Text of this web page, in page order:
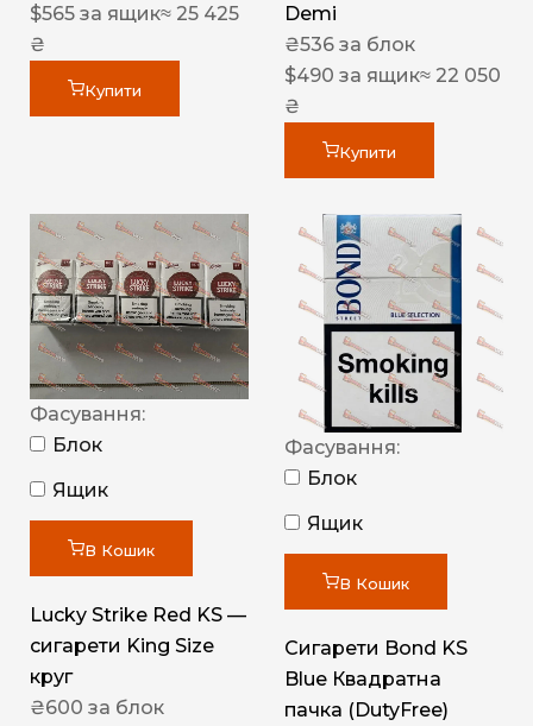
$565 за ящик≈ 25 425
₴
Купити
Demi
₴536 за блок
$490 за ящик≈ 22 050
₴
Купити
Фасування:
Блок
Ящик
В Кошик
Lucky Strike Red KS —
сигарети King Size
круг
₴600 за блок
Фасування:
Блок
Ящик
В Кошик
Сигарети Bond KS
Blue Квадратна
пачка (DutyFree)